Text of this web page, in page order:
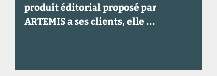
produit éditorial proposé par
ARTEMIS a ses clients, elle ...